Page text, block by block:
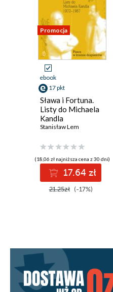
Promocja
ebook
17 pkt
Sława i Fortuna.
Listy do Michaela
Kandla
Stanisław Lem
(18,06 zł najniższa cena z 30 dni)
17.64 zł
21.25zł (-17%)